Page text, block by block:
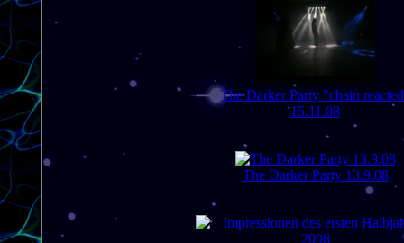
The Darker Party "chain
15.11.08
The Darker Party 13.9.08